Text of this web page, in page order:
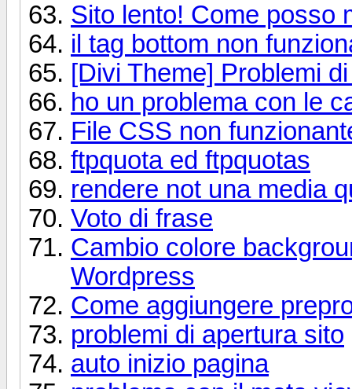
Sito lento! Come posso
il tag bottom non
[Divi Theme] Problemi
ho un problema con le
File CSS non
ftpquota ed ftpquotas
rendere not una media
Voto di frase
Cambio colore
Wordpress
Come aggiungere
problemi di apertura sito
auto inizio pagina